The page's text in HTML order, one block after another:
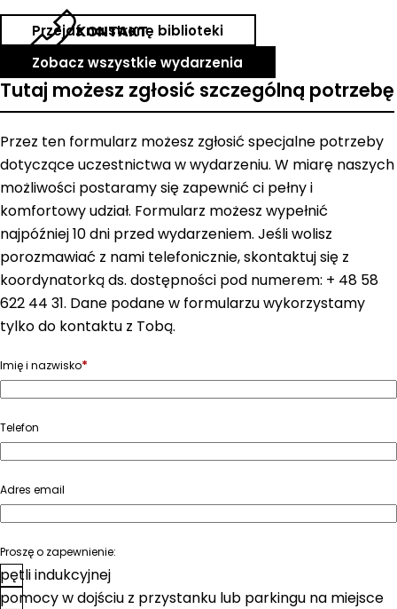
KONTAKT
Przejdź na stronę biblioteki
Zobacz wszystkie wydarzenia
Tutaj możesz zgłosić szczególną potrzebę
Przez ten formularz możesz zgłosić specjalne potrzeby
dotyczące uczestnictwa w wydarzeniu. W miarę naszych
możliwości postaramy się zapewnić ci pełny i
komfortowy udział. Formularz możesz wypełnić
najpóźniej 10 dni przed wydarzeniem. Jeśli wolisz
porozmawiać z nami telefonicznie, skontaktuj się z
koordynatorką ds. dostępności pod numerem: + 48 58
622 44 31. Dane podane w formularzu wykorzystamy
tylko do kontaktu z Tobą.
Imię i nazwisko*
Telefon
Adres email
Proszę o zapewnienie:
pętli indukcyjnej
pomocy w dojściu z przystanku lub parkingu na miejsce